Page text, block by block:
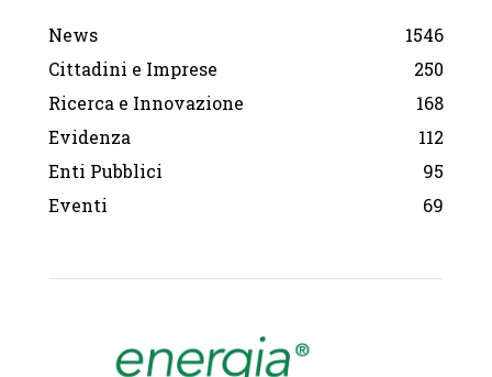
News
1546
Cittadini e Imprese
250
Ricerca e Innovazione
168
Evidenza
112
Enti Pubblici
95
Eventi
69